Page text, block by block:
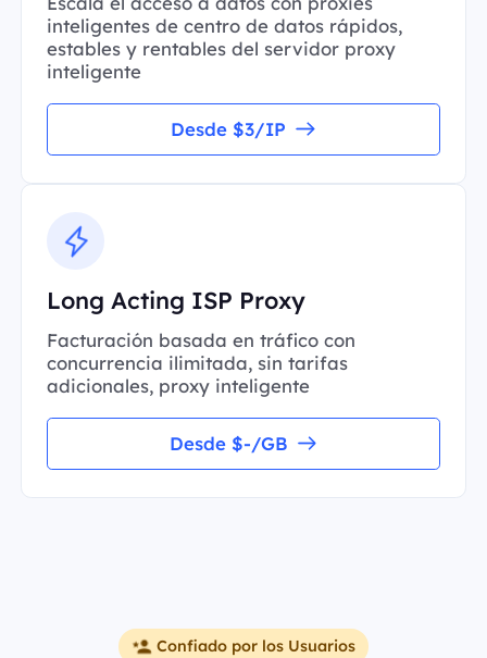
inteligentes de centro de datos rápidos,
estables y rentables del servidor proxy
inteligente
Desde $3/IP
Long Acting ISP Proxy
Facturación basada en tráfico con
concurrencia ilimitada, sin tarifas
adicionales, proxy inteligente
Desde $-/GB
Confiado por los Usuarios